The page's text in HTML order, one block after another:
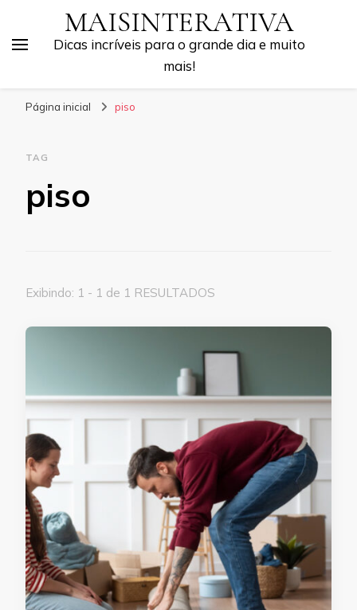
MAISINTERATIVA
Dicas incríveis para o grande dia e muito
mais!
Página inicial piso
TAG
piso
Exibindo: 1 - 1 de 1 RESULTADOS